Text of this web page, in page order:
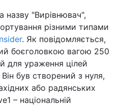
"Вирівнювач",
різними типами
. Як повідомляється,
боєголовкою вагою 250
для ураження цілей
був створений з нуля,
або радянських
– національній